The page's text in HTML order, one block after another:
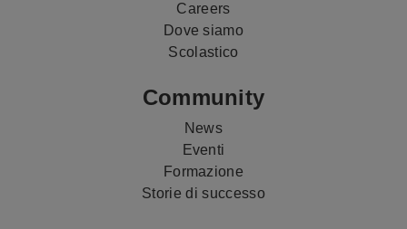
Careers
Dove siamo
Scolastico
Community
News
Eventi
Formazione
Storie di successo